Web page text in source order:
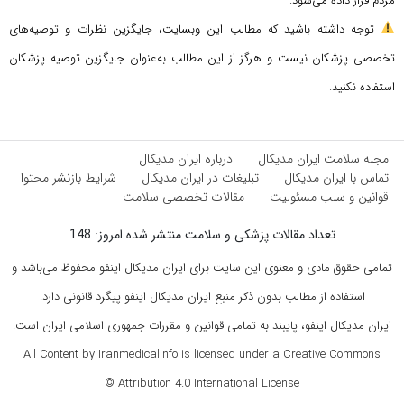
توجه داشته باشید که مطالب این وبسایت، جایگزین نظرات و توصیه‌های
تخصصی پزشکان نیست و هرگز از این مطالب به‌عنوان جایگزین توصیه پزشکان
استفاده نکنید.
مجله سلامت ایران مدیکال
درباره ایران مدیکال
تماس با ایران مدیکال
تبلیغات در ایران مدیکال
شرایط بازنشر محتوا
قوانین و سلب مسئولیت
مقالات تخصصی سلامت
تعداد مقالات پزشکی و سلامت منتشر شده امروز: 148
تمامی حقوق مادی و معنوی این سایت برای ایران مدیکال اینفو محفوظ می‌باشد و
استفاده از مطالب بدون ذکر منبع ایران مدیکال اینفو پیگرد قانونی دارد.
ایران مدیکال اینفو، پایبند به تمامی قوانین و مقررات جمهوری اسلامی ایران است.
All Content by Iranmedicalinfo is licensed under a Creative Commons
Attribution 4.0 International License ©️